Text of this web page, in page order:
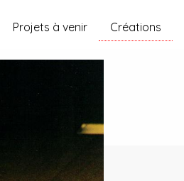
Projets à venir Créations